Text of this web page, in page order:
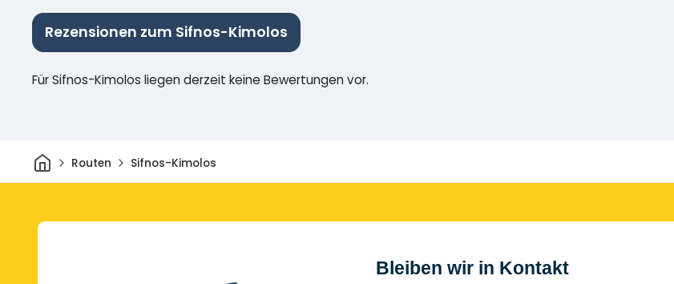
Rezensionen zum Sifnos-Kimolos
Für Sifnos-Kimolos liegen derzeit keine Bewertungen vor.
HeimRouten Sifnos-Kimolos
Bleiben wir in Kontakt